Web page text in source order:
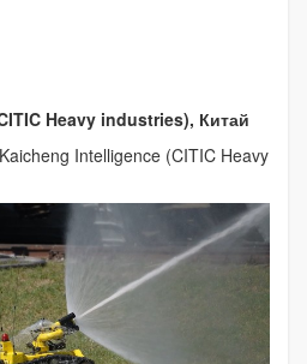
Heavy industries), Китай
Intelligence (CITIC Heavy